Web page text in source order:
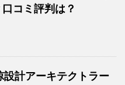
コミ評判は？
設計アーキテクトラー